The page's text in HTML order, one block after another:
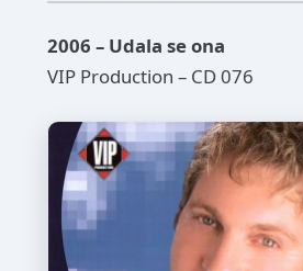
2006 – Udala se ona
VIP Production – CD 076